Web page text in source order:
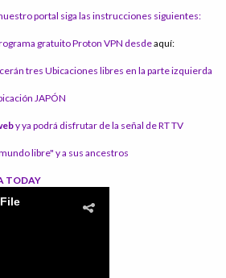
portal siga las instrucciones siguientes:
gratuito Proton VPN desdeaquí:
tres Ubicaciones libres en la parte izquierda
JAPÓN
y ya podrá disfrutar de la señal de RT TV
libre" y a sus ancestros
TODAY